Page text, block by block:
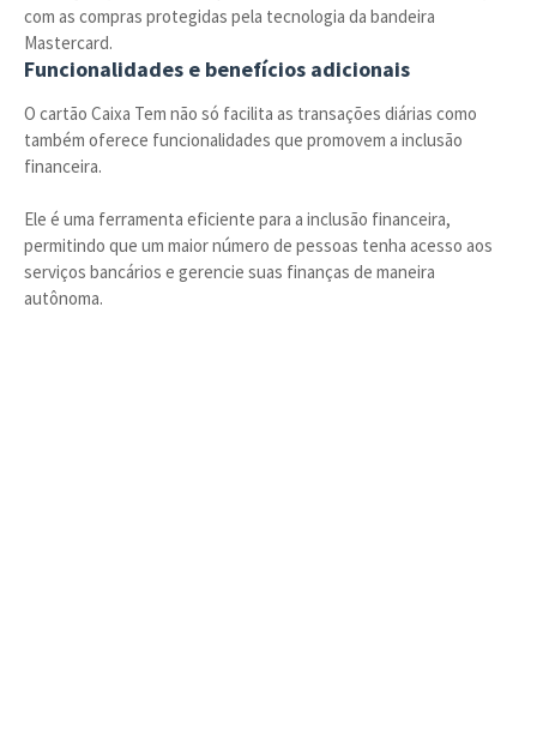
com as compras protegidas pela tecnologia da bandeira
Mastercard.
Funcionalidades e benefícios adicionais
O cartão Caixa Tem não só facilita as transações diárias como
também oferece funcionalidades que promovem a inclusão
financeira.
Ele é uma ferramenta eficiente para a inclusão financeira,
permitindo que um maior número de pessoas tenha acesso aos
serviços bancários e gerencie suas finanças de maneira
autônoma.